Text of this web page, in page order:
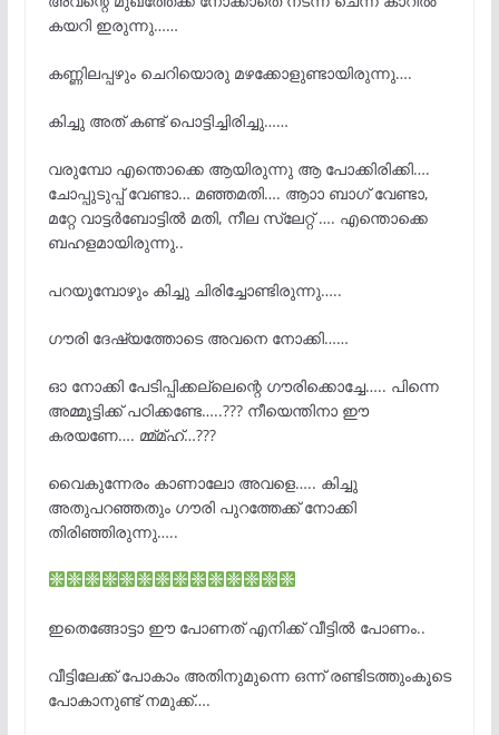
കയറി ഇരുന്നു……
കണ്ണിലപ്പഴും ചെറിയൊരു മഴക്കോളുണ്ടായിരുന്നു….
കിച്ചു അത് കണ്ട് പൊട്ടിച്ചിരിച്ചു……
വരുമ്പോ എന്തൊക്കെ ആയിരുന്നു ആ പോക്കിരിക്കി….
ചോപ്പുടുപ്പ് വേണ്ടാ… മഞ്ഞമതി…. ആാാ ബാഗ് വേണ്ടാ,
മറ്റേ വാട്ടർബോട്ടിൽ മതി, നീല സ്ലേറ്റ് …. എന്തൊക്കെ
ബഹളമായിരുന്നു..
പറയുമ്പോഴും കിച്ചു ചിരിച്ചോണ്ടിരുന്നു…..
ഗൗരി ദേഷ്യത്തോടെ അവനെ നോക്കി……
ഓ നോക്കി പേടിപ്പിക്കല്ലെന്റെ ഗൗരിക്കൊച്ചേ….. പിന്നെ
അമ്മൂട്ടിക്ക് പഠിക്കണ്ടേ…..??? നീയെന്തിനാ ഈ
കരയണേ…. മ്മ്മ്ഹ്…???
വൈകുന്നേരം കാണാലോ അവളെ….. കിച്ചു
അതുപറഞ്ഞതും ഗൗരി പുറത്തേക്ക് നോക്കി
തിരിഞ്ഞിരുന്നു…..
ഇതെങ്ങോട്ടാ ഈ പോണത് എനിക്ക് വീട്ടിൽ പോണം..
വീട്ടിലേക്ക് പോകാം അതിനുമുന്നെ ഒന്ന് രണ്ടിടത്തുംകൂടെ
പോകാനുണ്ട് നമുക്ക്….